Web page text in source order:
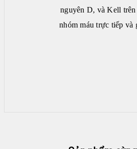
nguyên D, và Kell trên
nhóm máu trực tiếp và